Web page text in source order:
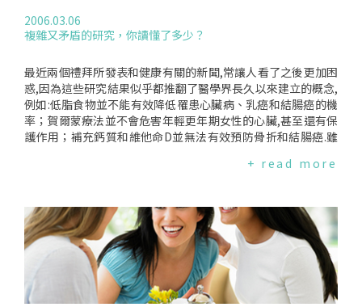
表示:雖然在更年期早期使用雌激素可能對心臟有益,但是,許多
研究也顯示單獨使用雌激素會增加子宮內膜癌的風險,因此,賀爾
徵求90名介於42至58歲的更年期健康女性作為將來試驗的參與
者,此試驗將研究藥丸和皮膚貼片賀爾蒙療法的影響,一旦被錄取
則會提供賠償金給參與者.
2006.03.06
複雜又矛盾的研究，你讀懂了多少？
最近兩個禮拜所發表和健康有關的新聞,常讓人看了之後更加困
惑,因為這些研究結果似乎都推翻了醫學界長久以來建立的概念,
例如:低脂食物並不能有效降低罹患心臟病、乳癌和結腸癌的機
率；賀爾蒙療法並不會危害年輕更年期女性的心臟,甚至還有保
護作用；補充鈣質和維他命D並無法有效預防骨折和結腸癌.雖
蒙療法絕對是安全的"、或是"補充維他命D和鈣片是沒用的".每
的"婦女健康計畫"為例,整個研究歷時15年,研究範圍越大、時間
越長,變因自然也就越多,過程中的問題假設、研究決策、意外發
展等都會使研究結果更複雜；當然,研究時間過短也是變因之一.
二、問題假設錯誤,或是隨著研究的進行,假設就過時了.三、參
與者的配合:以醫學研究而言,要參與者控制飲食或準時用藥是很
困難的,許多參與者的飲食習慣不斷地在改變,也有人常會服用新
+ read more